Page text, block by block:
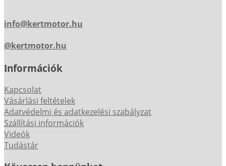
info@kertmotor.hu
@kertmotor.hu
Információk
Kapcsolat
Vásárlási feltételek
Adatvédelmi és adatkezelési szabályzat
Szállítási információk
Videók
Tudástár